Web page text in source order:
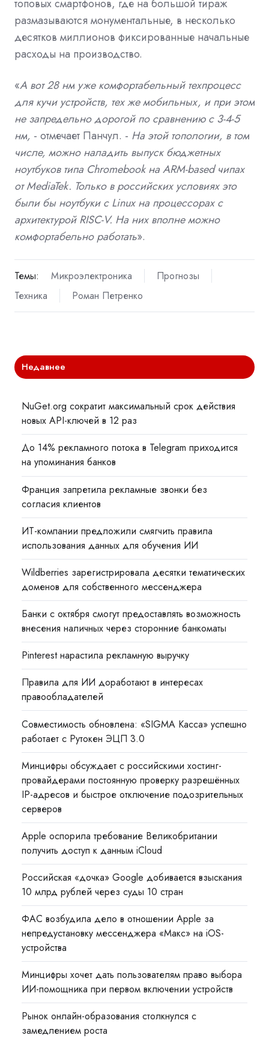
топовых смартфонов, где на большой тираж
размазываются монументальные, в несколько
десятков миллионов фиксированные начальные
расходы на производство.
«А вот 28 нм уже комфортабельный техпроцесс
для кучи устройств, тех же мобильных, и при этом
не запредельно дорогой по сравнению с 3-4-5
нм, - отмечает Панчул. - На этой топологии, в том
числе, можно наладить выпуск бюджетных
ноутбуков типа Chromebook на ARM-based чипах
от MediaTek. Только в российских условиях это
были бы ноутбуки с Linux на процессорах с
архитектурой RISC-V. На них вполне можно
комфортабельно работать».
Темы: Микроэлектроника
Прогнозы
Техника
Роман Петренко
Недавнее
NuGet.org сократит максимальный срок действия
новых API-ключей в 12 раз
До 14% рекламного потока в Telegram приходится
на упоминания банков
Франция запретила рекламные звонки без
согласия клиентов
ИТ-компании предложили смягчить правила
использования данных для обучения ИИ
Wildberries зарегистрировала десятки тематических
доменов для собственного мессенджера
Банки с октября смогут предоставлять возможность
внесения наличных через сторонние банкоматы
Pinterest нарастила рекламную выручку
Правила для ИИ доработают в интересах
правообладателей
Совместимость обновлена: «SIGMA Касса» успешно
работает с Рутокен ЭЦП 3.0
Минцифры обсуждает с российскими хостинг-
провайдерами постоянную проверку разрешённых
IP-адресов и быстрое отключение подозрительных
серверов
Apple оспорила требование Великобритании
получить доступ к данным iCloud
Российская «дочка» Google добивается взыскания
10 млрд рублей через суды 10 стран
ФАС возбудила дело в отношении Apple за
непредустановку мессенджера «Макс» на iOS-
устройства
Минцифры хочет дать пользователям право выбора
ИИ-помощника при первом включении устройств
Рынок онлайн-образования столкнулся с
замедлением роста